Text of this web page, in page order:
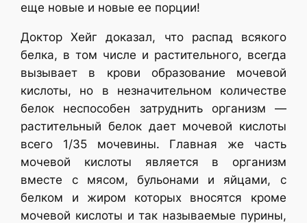
еще новые и новые ее порции!
Доктор Хейг доказал, что распад всякого
белка, в том числе и растительного, всегда
вызывает в крови образование мочевой
кислоты, но в незначительном количестве
белок неспособен затруднить организм —
растительный белок дает мочевой кислоты
всего 1/35 мочевины. Главная же часть
мочевой кислоты является в организм
вместе с мясом, бульонами и яйцами, с
белком и жиром которых вносятся кроме
мочевой кислоты и так называемые пурины,